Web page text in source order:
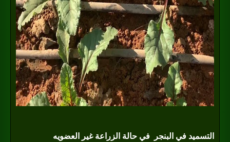
التسميد في البنجر في حالة الزراعة غير العضويه